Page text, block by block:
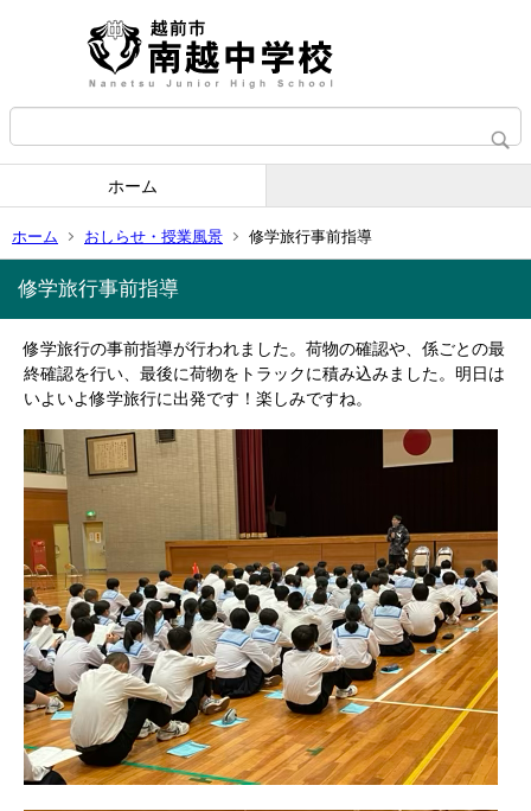
ホーム
ホーム おしらせ・授業風景 修学旅行事前指導
修学旅行事前指導
修学旅行の事前指導が行われました。荷物の確認や、係ごとの最
終確認を行い、最後に荷物をトラックに積み込みました。明日は
いよいよ修学旅行に出発です！楽しみですね。